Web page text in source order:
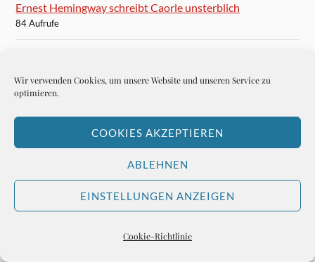
Wir verwenden Cookies, um unsere Website und unseren Service zu
optimieren.
COOKIES AKZEPTIEREN
ABLEHNEN
EINSTELLUNGEN ANZEIGEN
Cookie-Richtlinie
Ernest Hemingway schreibt Caorle unsterblich
84 Aufrufe
82 Aufrufe
Karten für das Finale der Champions League in München